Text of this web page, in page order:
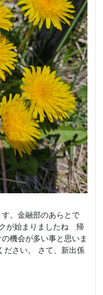
。金融部のあらとで
が始まりましたね 帰
機会が多い事と思いま
ださい。 さて、新出係